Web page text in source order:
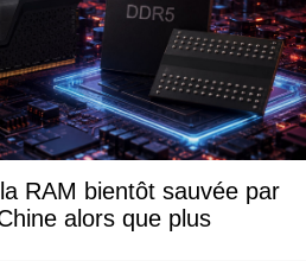
RAM bientôt sauvée par
alors que plus